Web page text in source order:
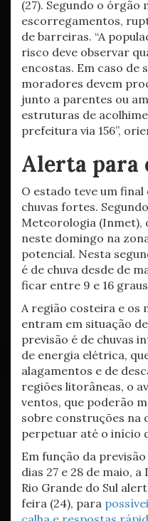
(27). Segundo o
escorregamentos,
de barreiras. “A
risco deve observar
encostas. Em caso de
moradores devem
junto a parentes ou
estruturas de
prefeitura via 156”,
Alerta para
O estado teve um
chuvas fortes.
Meteorologia (Inmet),
neste domingo na
potencial. Nesta
é de chuva desde de
ficar entre 9 e 16 graus
A região costeira e os
entram em situação
previsão é de chuvas
de energia elétrica,
alagamentos e de
regiões litorâneas, o
ventos, que poderão
sobre construções na
perpetuar até o início
Em função da
dias 27 e 28 de maio,
Rio Grande do Sul
feira (24), para